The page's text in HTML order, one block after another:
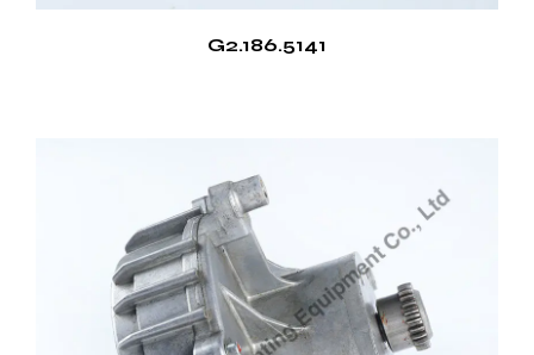
G2.186.5141